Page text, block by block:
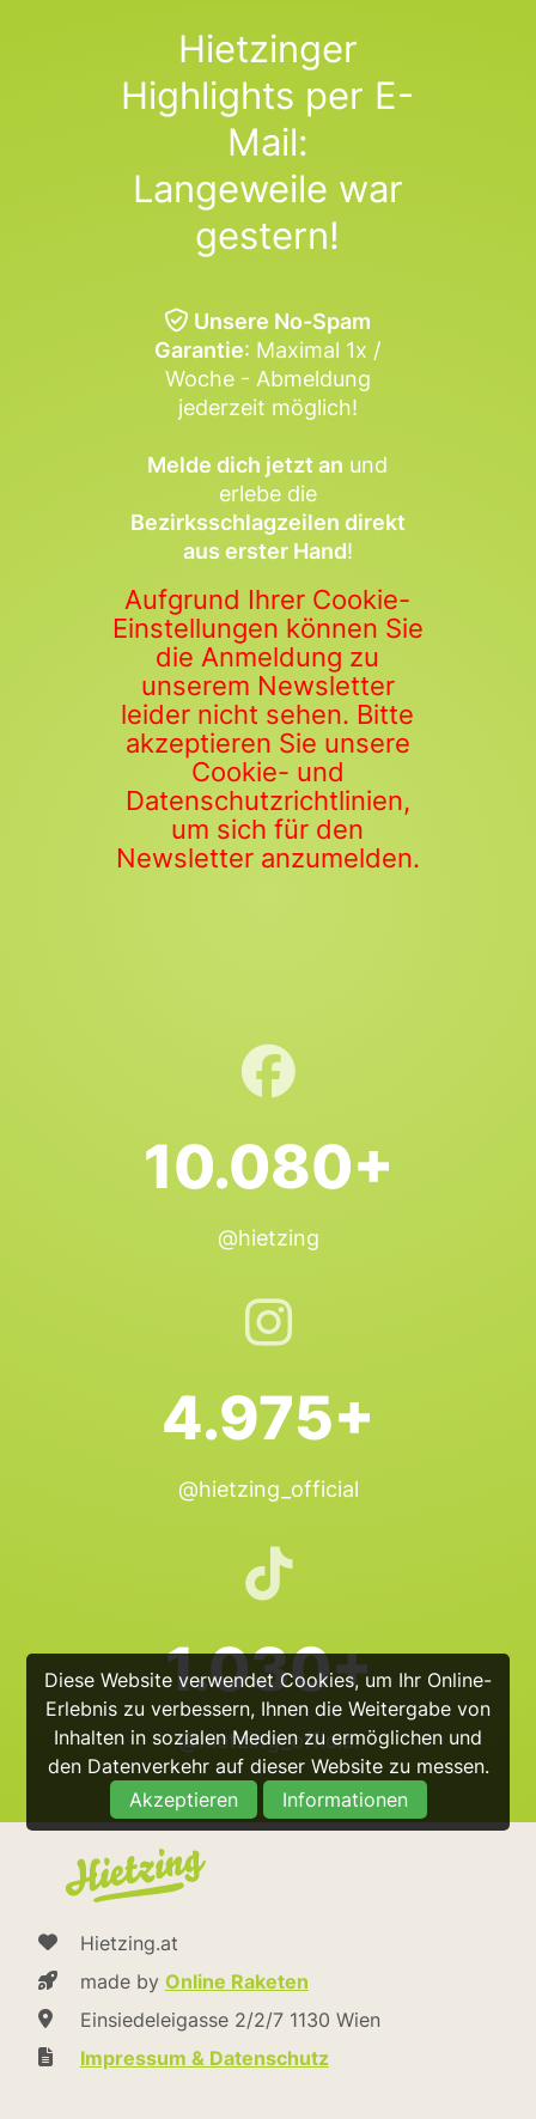
Diese Website verwendet Cookies, um Ihr Online-
Erlebnis zu verbessern, Ihnen die Weitergabe von
Inhalten in sozialen Medien zu ermöglichen und
den Datenverkehr auf dieser Website zu messen.
Akzeptieren
Informationen
Hietzinger
Highlights per E-
Mail:
Langeweile war
gestern!
Unsere No-Spam
Garantie: Maximal 1x /
Woche - Abmeldung
jederzeit möglich!
Melde dich jetzt an und
erlebe die
Bezirksschlagzeilen direkt
aus erster Hand!
Aufgrund Ihrer Cookie-
Einstellungen können Sie
die Anmeldung zu
unserem Newsletter
leider nicht sehen. Bitte
akzeptieren Sie unsere
Cookie- und
Datenschutzrichtlinien,
um sich für den
Newsletter anzumelden.
10.080+
@hietzing
4.975+
@hietzing_official
1.030+
@hietzing_official
Hietzing.at
made by Online Raketen
Einsiedeleigasse 2/2/7 1130 Wien
Impressum & Datenschutz